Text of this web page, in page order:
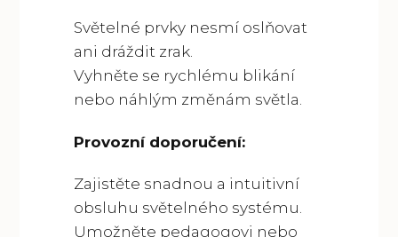
Světelné prvky nesmí oslňovat
ani dráždit zrak.
Vyhněte se rychlému blikání
nebo náhlým změnám světla.
Provozní doporučení:
Zajistěte snadnou a intuitivní
obsluhu světelného systému.
Umožněte pedagogovi nebo